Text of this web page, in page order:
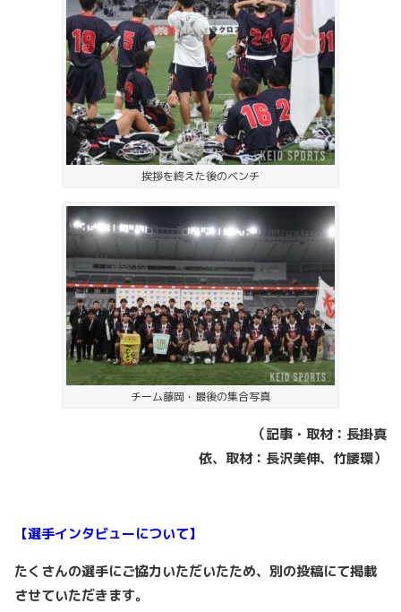
挨拶を終えた後のベンチ
チーム藤岡・最後の集合写真
（記事・取材：長掛真
依、取材：長沢美伸、竹腰環）
【選手インタビューについて】
たくさんの選手にご協力いただいたため、別の投稿にて掲載
させていただきます。